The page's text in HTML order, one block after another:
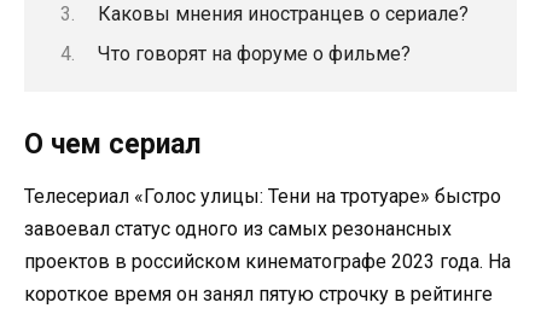
Каковы мнения иностранцев о сериале?
Что говорят на форуме о фильме?
О чем сериал
Телесериал «Голос улицы: Тени на тротуаре» быстро
завоевал статус одного из самых резонансных
проектов в российском кинематографе 2023 года. На
короткое время он занял пятую строчку в рейтинге